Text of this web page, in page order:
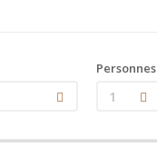
Personnes
1